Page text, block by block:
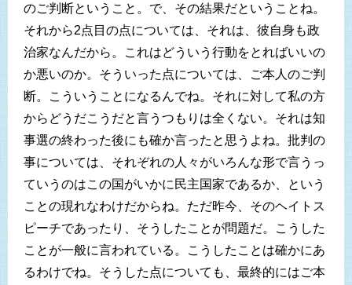
のご判断ということ。で、その結果だということね。
それから2点目の点については、それは、彼自身も政
治家なんだから。これはどういう行動をとればいいの
か悪いのか。そういった点については、ご本人のご判
断。こういうことになるんでね。それに対して私の方
からどうだこうだと言うつもりは全くない。それは知
事選の終わった後にも確か言ったと思うよね。批判の
事については、それぞれの人々がいろんな形で言うっ
ていうのはこの国がいかに民主国家であるか、という
ことの現れなわけだからね。ただ昨今、そのヘイトス
ピーチであったり、そうしたことが問題だ。こうした
ことが一般に言われている。こうしたことは確かにあ
るわけでね。そうした点についても、最終的にはご本